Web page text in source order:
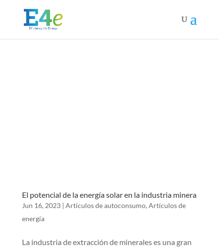
El potencial de la energía solar en la industria minera
Jun 16, 2023| Artículos de autoconsumo, Artículos de
energía
La industria de extracción de minerales es una gran